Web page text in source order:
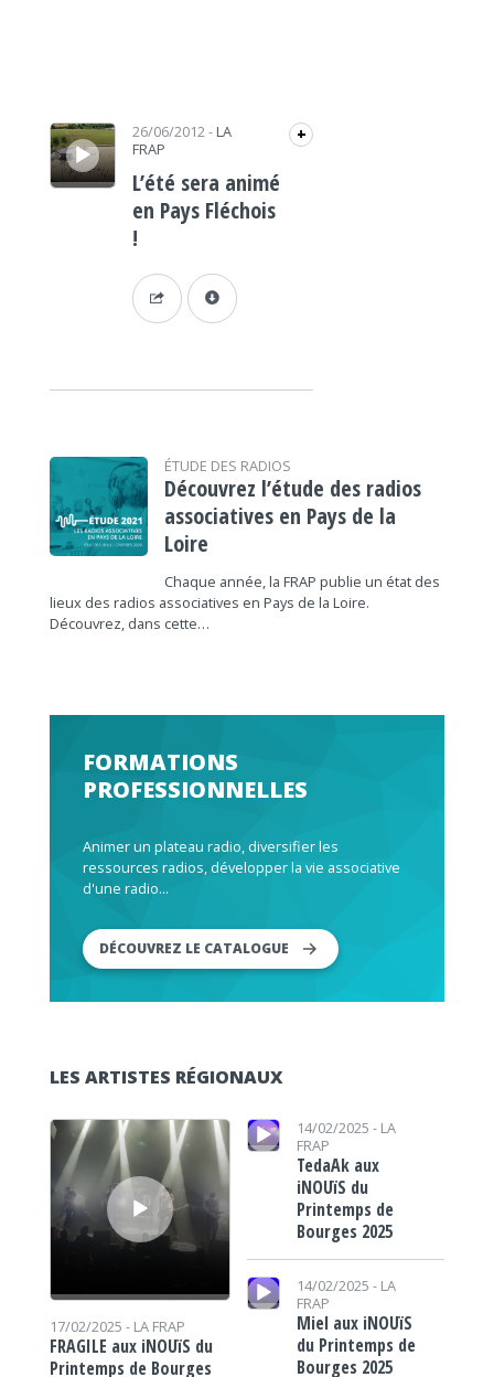
Lecteur audio 26/06/2012- LA
FRAP
+
L’été sera animé
en Pays Fléchois
!
ÉTUDE DES RADIOS
Découvrez l’étude des radios
associatives en Pays de la
Loire
Chaque année, la FRAP publie un état des
lieux des radios associatives en Pays de la Loire.
Découvrez, dans cette…
FORMATIONS
PROFESSIONNELLES
Animer un plateau radio, diversifier les
ressources radios, développer la vie associative
d'une radio...
DÉCOUVREZ LE CATALOGUE
LES ARTISTES RÉGIONAUX
Lecteur audio
17/02/2025 - LA FRAP
FRAGILE aux iNOUïS du
Printemps de Bourges
Lecteur audio 14/02/2025 - LA
FRAP
TedaAk aux
iNOUïS du
Printemps de
Bourges 2025
Lecteur audio
14/02/2025 - LA
FRAP
Miel aux iNOUïS
du Printemps de
Bourges 2025